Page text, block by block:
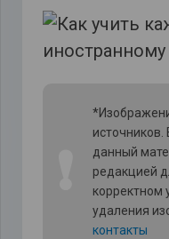
источников.
данный
редакцией
корректном
удаления
контакты